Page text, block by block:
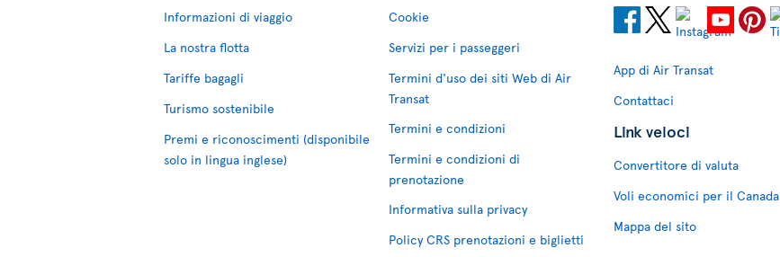
Informazioni di viaggio
La nostra flotta
Tariffe bagagli
Turismo sostenibile
Premi e riconoscimenti (disponibile
solo in lingua inglese)
Cookie
Servizi per i passeggeri
Termini d'uso dei siti Web di Air
Transat
Termini e condizioni
Termini e condizioni di
prenotazione
Informativa sulla privacy
Policy CRS prenotazioni e biglietti
App di Air Transat
Contattaci
Link veloci
Convertitore di valuta
Voli economici per il Canada
Mappa del sito